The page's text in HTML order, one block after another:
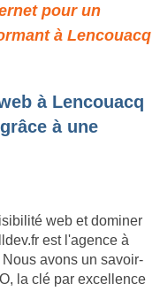
pour un
à Lencouacq
à Lencouacq
à une
web et dominer
est l'agence à
avons un savoir-
la clé par excellence